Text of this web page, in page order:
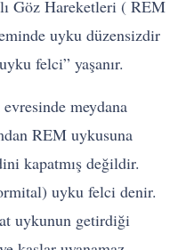
Göz Hareketleri ( REM
uyku düzensizdir
felci” yaşanır.
meydana
REM uykusuna
kapatmış değildir.
uyku felci denir.
uykunun getirdiği